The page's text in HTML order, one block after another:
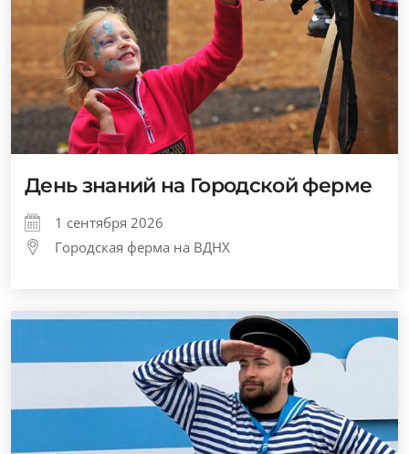
День знаний на Городской ферме
1 сентября 2026
Городская ферма на ВДНХ